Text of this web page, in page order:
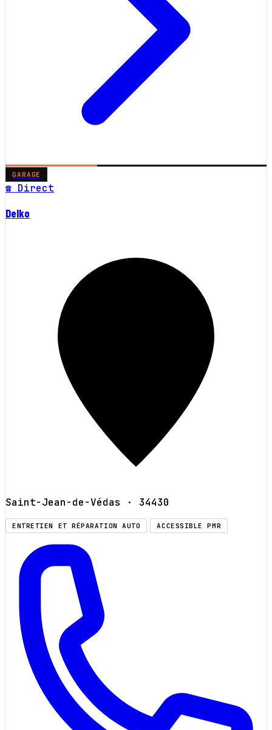
GARAGE
☎ Direct
Delko
Saint-Jean-de-Védas · 34430
ENTRETIEN ET RÉPARATION AUTO ACCESSIBLE PMR